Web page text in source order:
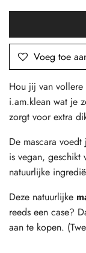
Voeg toe
Hou jij van vollere
i.am.klean wat je
zorgt voor extra
De mascara
is vegan,
natuurlijke
Deze natuurlijke
reeds een case?
aan te kopen.